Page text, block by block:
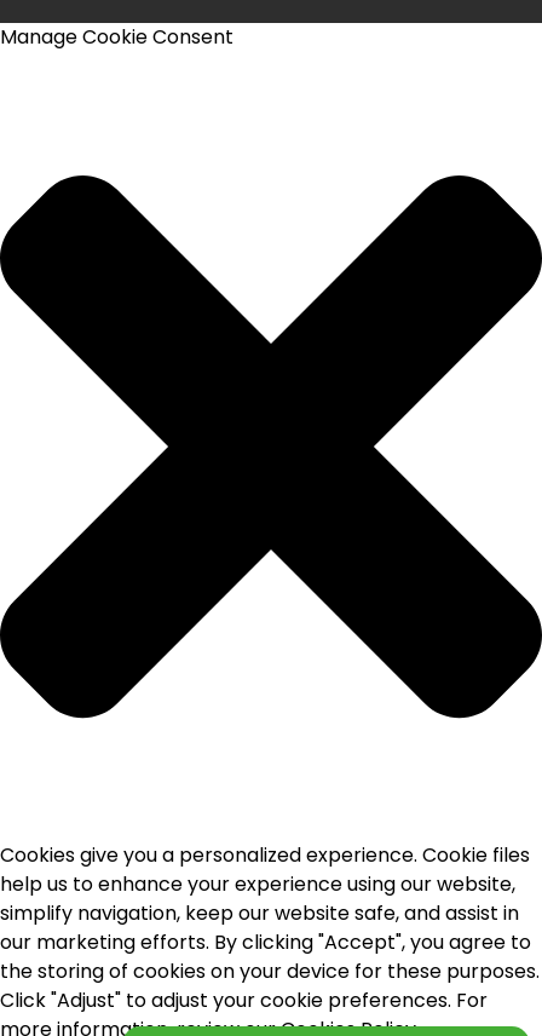
Manage Cookie Consent
Cookies give you a personalized experience. Cookie files
help us to enhance your experience using our website,
simplify navigation, keep our website safe, and assist in
our marketing efforts. By clicking "Accept", you agree to
the storing of cookies on your device for these purposes.
Click "Adjust" to adjust your cookie preferences. For
more information, review our Cookies Policy.